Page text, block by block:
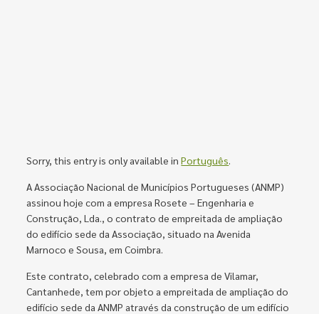
Sorry, this entry is only available inPortuguês.
A Associação Nacional de Municípios Portugueses (ANMP)
assinou hoje com a empresa Rosete – Engenharia e
Construção, Lda., o contrato de empreitada de ampliação
do edifício sede da Associação, situado na Avenida
Marnoco e Sousa, em Coimbra.
Este contrato, celebrado com a empresa de Vilamar,
Cantanhede, tem por objeto a empreitada de ampliação do
edifício sede da ANMP através da construção de um edifício